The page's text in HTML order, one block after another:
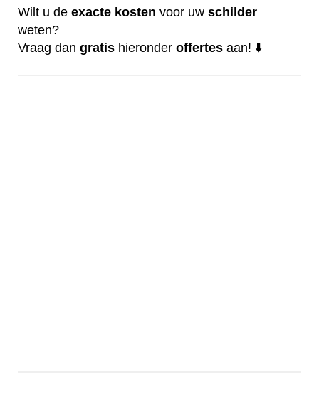
Wilt u de exacte kosten voor uw schilder
weten?
Vraag dan gratis hieronder offertes aan! ⬇️